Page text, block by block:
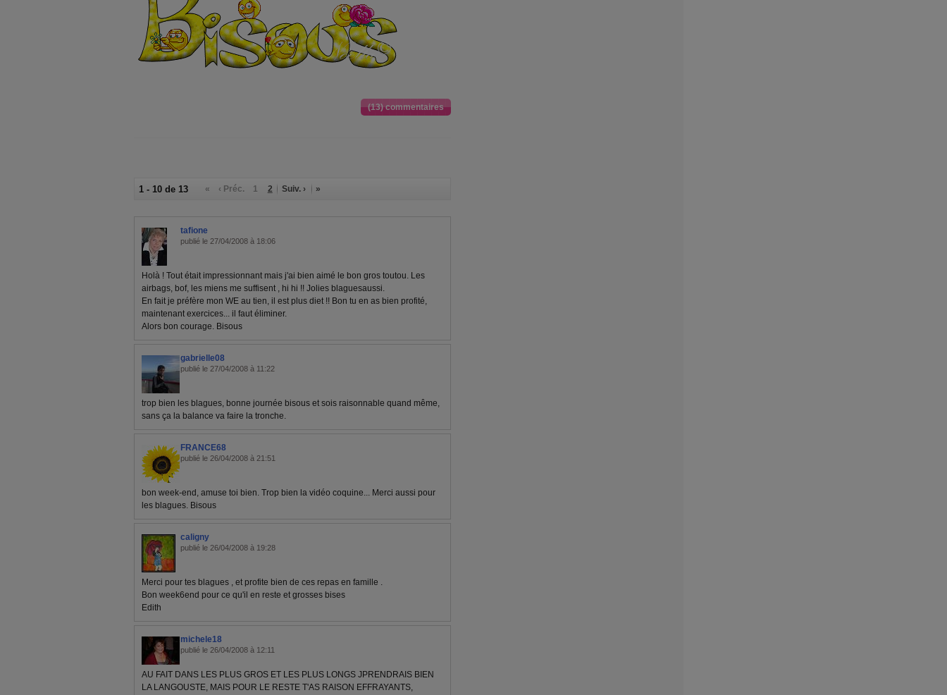
(13) commentaires
1 - 10 de 13 « ‹ Préc. 1 2 Suiv. › »
tafione
publié le 27/04/2008 à 18:06
Holà ! Tout était impressionnant mais j'ai bien aimé le bon gros toutou. Les
airbags, bof, les miens me suffisent , hi hi !! Jolies blaguesaussi.
En fait je préfère mon WE au tien, il est plus diet !! Bon tu en as bien profité,
maintenant exercices... il faut éliminer.
Alors bon courage. Bisous
gabrielle08
publié le 27/04/2008 à 11:22
trop bien les blagues, bonne journée bisous et sois raisonnable quand même,
sans ça la balance va faire la tronche.
FRANCE68
publié le 26/04/2008 à 21:51
bon week-end, amuse toi bien. Trop bien la vidéo coquine... Merci aussi pour
les blagues. Bisous
caligny
publié le 26/04/2008 à 19:28
Merci pour tes blagues , et profite bien de ces repas en famille .
Bon week6end pour ce qu'il en reste et grosses bises
Edith
michele18
publié le 26/04/2008 à 12:11
AU FAIT DANS LES PLUS GROS ET LES PLUS LONGS JPRENDRAIS BIEN
LA LANGOUSTE, MAIS POUR LE RESTE T'AS RAISON EFFRAYANTS,